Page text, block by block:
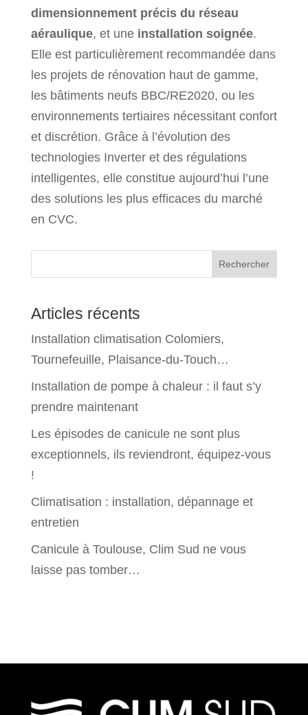
dimensionnement précis du réseau
aéraulique, et une installation soignée.
Elle est particulièrement recommandée dans
les projets de rénovation haut de gamme,
les bâtiments neufs BBC/RE2020, ou les
environnements tertiaires nécessitant confort
et discrétion. Grâce à l’évolution des
technologies Inverter et des régulations
intelligentes, elle constitue aujourd’hui l’une
des solutions les plus efficaces du marché
en CVC.
Rechercher
Articles récents
Installation climatisation Colomiers,
Tournefeuille, Plaisance-du-Touch…
Installation de pompe à chaleur : il faut s’y
prendre maintenant
Les épisodes de canicule ne sont plus
exceptionnels, ils reviendront, équipez-vous
!
Climatisation : installation, dépannage et
entretien
Canicule à Toulouse, Clim Sud ne vous
laisse pas tomber…